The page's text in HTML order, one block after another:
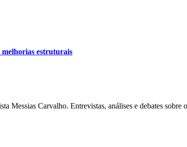
estruturais
Messias Carvalho. Entrevistas, análises e debates sobre